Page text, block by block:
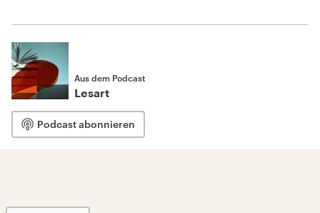
Aus dem Podcast
Lesart
Podcast abonnieren